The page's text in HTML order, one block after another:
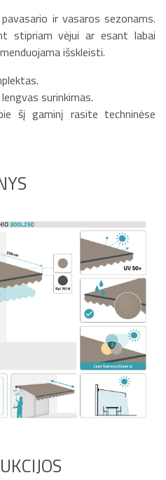
ir vasaros sezonams.
stipriam vėjui ar esant labai
išskleisti.
surinkimas.
šį gaminį rasite techninėse